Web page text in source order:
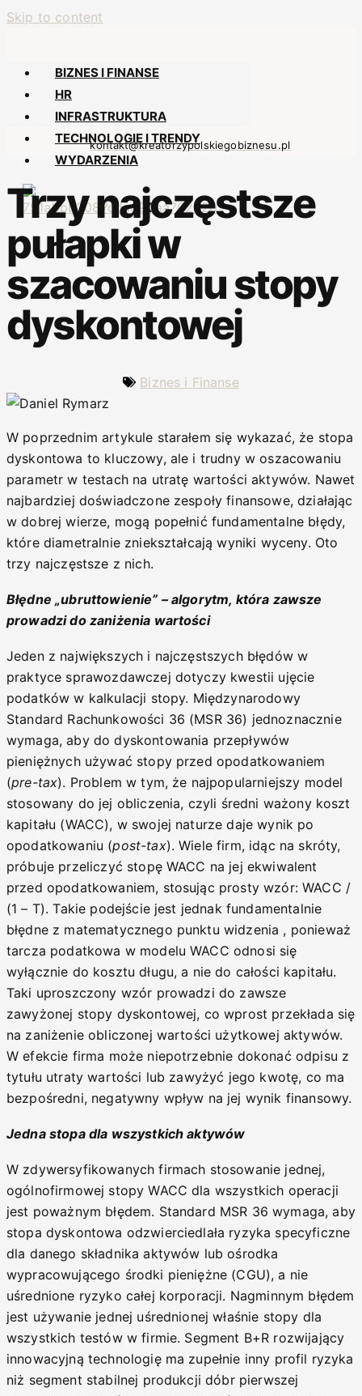
Skip to content
BIZNES I FINANSE
HR
INFRASTRUKTURA
TECHNOLOGIE I TRENDY
WYDARZENIA
X
kontakt@kreatorzypolskiegobiznesu.pl
Trzy najczęstsze
pułapki w
szacowaniu stopy
dyskontowej
Biznes i Finanse
W poprzednim artykule starałem się wykazać, że stopa
dyskontowa to kluczowy, ale i trudny w oszacowaniu
parametr w testach na utratę wartości aktywów. Nawet
najbardziej doświadczone zespoły finansowe, działając
w dobrej wierze, mogą popełnić fundamentalne błędy,
które diametralnie zniekształcają wyniki wyceny. Oto
trzy najczęstsze z nich.
Błędne „ubruttowienie” – algorytm, która zawsze
prowadzi do zaniżenia wartości
Jeden z największych i najczęstszych błędów w
praktyce sprawozdawczej dotyczy kwestii ujęcie
podatków w kalkulacji stopy. Międzynarodowy
Standard Rachunkowości 36 (MSR 36) jednoznacznie
wymaga, aby do dyskontowania przepływów
pieniężnych używać stopy przed opodatkowaniem
(pre-tax). Problem w tym, że najpopularniejszy model
stosowany do jej obliczenia, czyli średni ważony koszt
kapitału (WACC), w swojej naturze daje wynik po
opodatkowaniu (post-tax). Wiele firm, idąc na skróty,
próbuje przeliczyć stopę WACC na jej ekwiwalent
przed opodatkowaniem, stosując prosty wzór: WACC /
(1 – T). Takie podejście jest jednak fundamentalnie
błędne z matematycznego punktu widzenia , ponieważ
tarcza podatkowa w modelu WACC odnosi się
wyłącznie do kosztu długu, a nie do całości kapitału.
Taki uproszczony wzór prowadzi do zawsze
zawyżonej stopy dyskontowej, co wprost przekłada się
na zaniżenie obliczonej wartości użytkowej aktywów.
W efekcie firma może niepotrzebnie dokonać odpisu z
tytułu utraty wartości lub zawyżyć jego kwotę, co ma
bezpośredni, negatywny wpływ na jej wynik finansowy.
Jedna stopa dla wszystkich aktywów
W zdywersyfikowanych firmach stosowanie jednej,
ogólnofirmowej stopy WACC dla wszystkich operacji
jest poważnym błędem. Standard MSR 36 wymaga, aby
stopa dyskontowa odzwierciedlała ryzyka specyficzne
dla danego składnika aktywów lub ośrodka
wypracowującego środki pieniężne (CGU), a nie
uśrednione ryzyko całej korporacji. Nagminnym błędem
jest używanie jednej uśrednionej właśnie stopy dla
wszystkich testów w firmie. Segment B+R rozwijający
innowacyjną technologię ma zupełnie inny profil ryzyka
niż segment stabilnej produkcji dóbr pierwszej